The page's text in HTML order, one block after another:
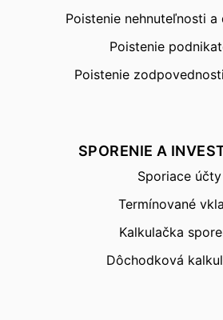
Poistenie nehnuteľnosti a
Poistenie
Poistenie
SPORENIE A
Sporiace účty
Termínované
Kalkulačka
Dôchodková